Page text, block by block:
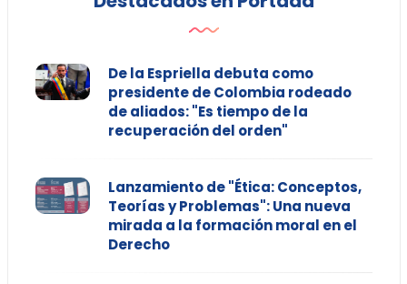
De la Espriella debuta como
presidente de Colombia rodeado
de aliados: "Es tiempo de la
recuperación del orden"
Lanzamiento de "Ética: Conceptos,
Teorías y Problemas": Una nueva
mirada a la formación moral en el
Derecho